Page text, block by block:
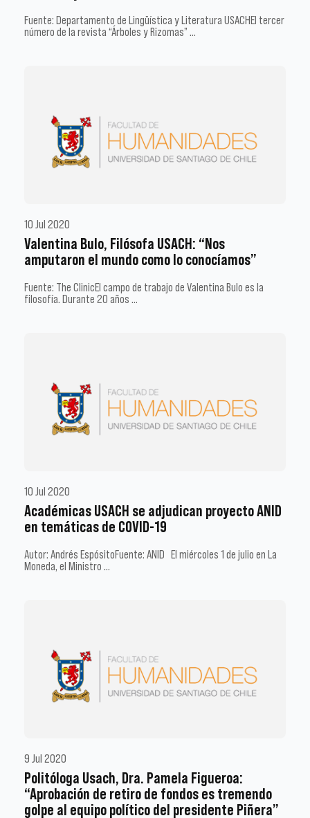
Fuente: Departamento de Lingüística y Literatura USACHEl tercer
número de la revista “Árboles y Rizomas” …
10 Jul 2020
Valentina Bulo, Filósofa USACH: “Nos
amputaron el mundo como lo conocíamos”
Fuente: The ClinicEl campo de trabajo de Valentina Bulo es la
filosofía. Durante 20 años …
10 Jul 2020
Académicas USACH se adjudican proyecto ANID
en temáticas de COVID-19
Autor: Andrés EspósitoFuente: ANID El miércoles 1 de julio en La
Moneda, el Ministro …
9 Jul 2020
Politóloga Usach, Dra. Pamela Figueroa:
“Aprobación de retiro de fondos es tremendo
golpe al equipo político del presidente Piñera”